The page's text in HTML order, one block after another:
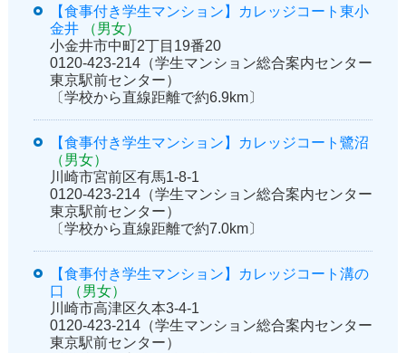
【食事付き学生マンション】カレッジコート東小
金井
（男女）
小金井市中町2丁目19番20
0120-423-214（学生マンション総合案内センター
東京駅前センター）
〔学校から直線距離で約6.9km〕
【食事付き学生マンション】カレッジコート鷺沼
（男女）
川崎市宮前区有馬1-8-1
0120-423-214（学生マンション総合案内センター
東京駅前センター）
〔学校から直線距離で約7.0km〕
【食事付き学生マンション】カレッジコート溝の
口
（男女）
川崎市高津区久本3-4-1
0120-423-214（学生マンション総合案内センター
東京駅前センター）